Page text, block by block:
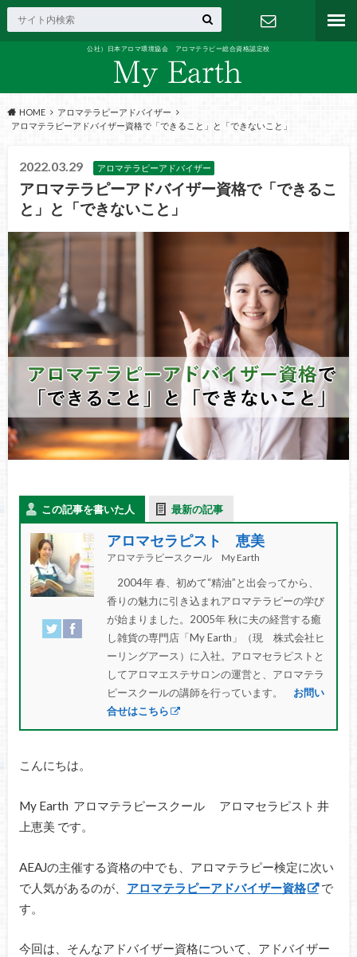
公社）日本アロマ環境協会 アロマテラピー総合資格認定校
HOME
アロマテラピーアドバイザー
アロマテラピーアドバイザー資格で「できること」と「できないこと」
2022.03.29 アロマテラピーアドバイザー
アロマテラピーアドバイザー資格で「できるこ
と」と「できないこと」
この記事を書いた人 最新の記事
アロマセラピスト 恵美
アロマテラピースクール My Earth
2004年 春、初めて“精油”と出会ってから、
香りの魅力に引き込まれアロマテラピーの学び
が始まりました。2005年 秋に夫の経営する癒
し雑貨の専門店「My Earth」（現 株式会社ヒ
ーリングアース）に入社。アロマセラピストと
してアロマエステサロンの運営と、アロマテラ
ピースクールの講師を行っています。 お問い
合せはこちら
こんにちは。
My Earth アロマテラピースクール アロマセラピスト 井
上恵美 です。
AEAJの主催する資格の中でも、アロマテラピー検定に次い
で人気があるのが、 アロマテラピーアドバイザー資格
で
す。
今回は、そんなアドバイザー資格について、アドバイザー